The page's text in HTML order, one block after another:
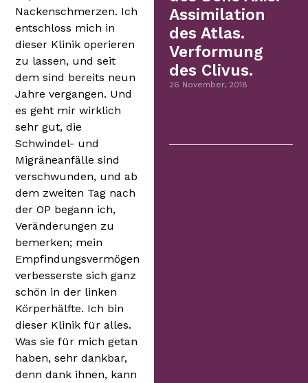
Nackenschmerzen. Ich
entschloss mich in
dieser Klinik operieren
zu lassen, und seit
dem sind bereits neun
Jahre vergangen. Und
es geht mir wirklich
sehr gut, die
Schwindel- und
Migräneanfälle sind
verschwunden, und ab
dem zweiten Tag nach
der OP begann ich,
Veränderungen zu
bemerken; mein
Empfindungsvermögen
verbesserste sich ganz
schön in der linken
Körperhälfte. Ich bin
dieser Klinik für alles.
Was sie für mich getan
haben, sehr dankbar,
denn dank ihnen, kann
Assimilation
des Atlas.
Verformung
des Clivus.
26 November, 2018